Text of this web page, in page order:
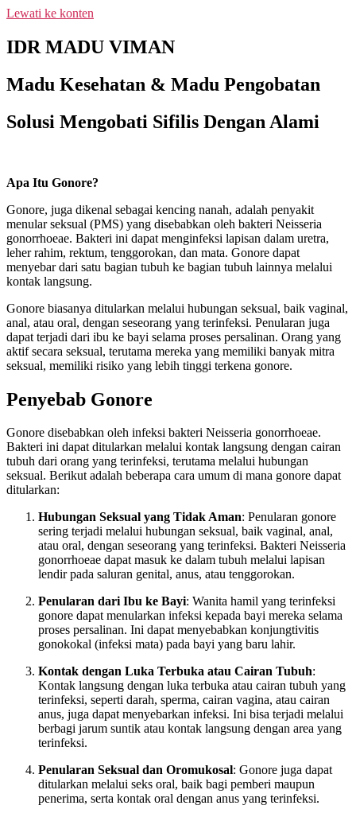
Lewati ke konten
IDR MADU VIMAN
Madu Kesehatan & Madu Pengobatan
Solusi Mengobati Sifilis Dengan Alami
Apa Itu Gonore?
Gonore, juga dikenal sebagai kencing nanah, adalah penyakit
menular seksual (PMS) yang disebabkan oleh bakteri Neisseria
gonorrhoeae. Bakteri ini dapat menginfeksi lapisan dalam uretra,
leher rahim, rektum, tenggorokan, dan mata. Gonore dapat
menyebar dari satu bagian tubuh ke bagian tubuh lainnya melalui
kontak langsung.
Gonore biasanya ditularkan melalui hubungan seksual, baik vaginal,
anal, atau oral, dengan seseorang yang terinfeksi. Penularan juga
dapat terjadi dari ibu ke bayi selama proses persalinan. Orang yang
aktif secara seksual, terutama mereka yang memiliki banyak mitra
seksual, memiliki risiko yang lebih tinggi terkena gonore.
Penyebab Gonore
Gonore disebabkan oleh infeksi bakteri Neisseria gonorrhoeae.
Bakteri ini dapat ditularkan melalui kontak langsung dengan cairan
tubuh dari orang yang terinfeksi, terutama melalui hubungan
seksual. Berikut adalah beberapa cara umum di mana gonore dapat
ditularkan:
Hubungan Seksual yang Tidak Aman: Penularan gonore
sering terjadi melalui hubungan seksual, baik vaginal, anal,
atau oral, dengan seseorang yang terinfeksi. Bakteri Neisseria
gonorrhoeae dapat masuk ke dalam tubuh melalui lapisan
lendir pada saluran genital, anus, atau tenggorokan.
Penularan dari Ibu ke Bayi: Wanita hamil yang terinfeksi
gonore dapat menularkan infeksi kepada bayi mereka selama
proses persalinan. Ini dapat menyebabkan konjungtivitis
gonokokal (infeksi mata) pada bayi yang baru lahir.
Kontak dengan Luka Terbuka atau Cairan Tubuh:
Kontak langsung dengan luka terbuka atau cairan tubuh yang
terinfeksi, seperti darah, sperma, cairan vagina, atau cairan
anus, juga dapat menyebarkan infeksi. Ini bisa terjadi melalui
berbagi jarum suntik atau kontak langsung dengan area yang
terinfeksi.
Penularan Seksual dan Oromukosal: Gonore juga dapat
ditularkan melalui seks oral, baik bagi pemberi maupun
penerima, serta kontak oral dengan anus yang terinfeksi.
NEW PROMO !! BAYAR SETELAH SAMPAI 1-10
SEKARANG (NON COD - TRANSFER SETELAH